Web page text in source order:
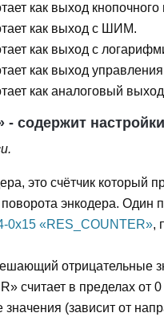
как выход кнопочного
как выход с ШИМ.
как выход с
как выход
как аналоговый
- содержит
это счётчик который
энкодера. Один
0x15 «RES_COUNTER»,
отрицательные
считает в пределах от
значения (зависит от